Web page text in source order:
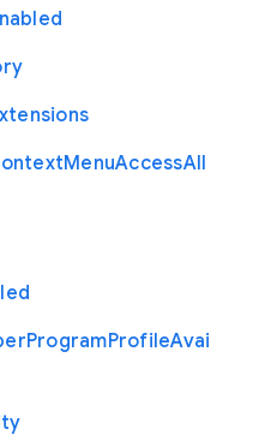
MenuAccessAll
ProgramProfileAvai